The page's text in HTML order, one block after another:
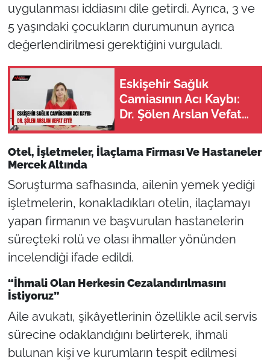
uygulanması iddiasını dile getirdi. Ayrıca, 3 ve
5 yaşındaki çocukların durumunun ayrıca
değerlendirilmesi gerektiğini vurguladı.
Eskişehir Sağlık
Camiasının Acı Kaybı:
Dr. Şölen Arslan Vefat
Otel, İşletmeler, İlaçlama Firması Ve Hastaneler
Mercek Altında
Soruşturma safhasında, ailenin yemek yediği
işletmelerin, konakladıkları otelin, ilaçlamayı
yapan firmanın ve başvurulan hastanelerin
süreçteki rolü ve olası ihmaller yönünden
incelendiği ifade edildi.
“İhmali Olan Herkesin Cezalandırılmasını
İstiyoruz”
Aile avukatı, şikâyetlerinin özellikle acil servis
sürecine odaklandığını belirterek, ihmali
bulunan kişi ve kurumların tespit edilmesi